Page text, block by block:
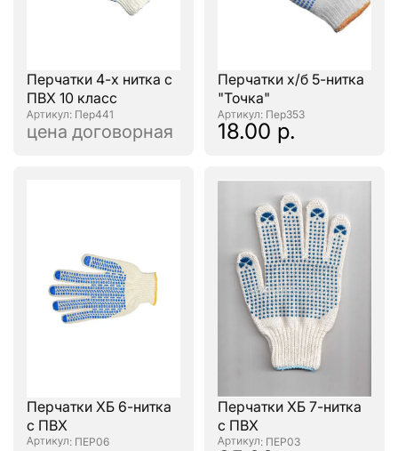
Перчатки 4-х нитка с
ПВХ 10 класс
: Пер441
цена договорная
Перчатки х/б 5-нитка
"Точка"
: Пер353
18.00 р.
Перчатки ХБ 6-нитка
с ПВХ
: ПЕР06
Перчатки ХБ 7-нитка
с ПВХ
: ПЕР03